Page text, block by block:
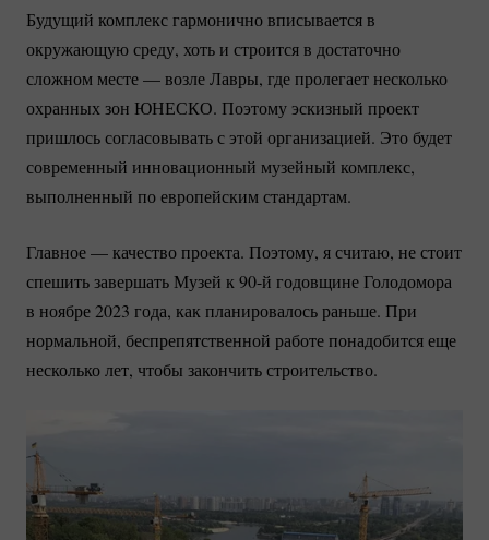
Будущий комплекс гармонично вписывается в
окружающую среду, хоть и строится в достаточно
сложном месте — возле Лавры, где пролегает несколько
охранных зон ЮНЕСКО. Поэтому эскизный проект
пришлось согласовывать с этой организацией. Это будет
современный инновационный музейный комплекс,
выполненный по европейским стандартам.
Главное — качество проекта. Поэтому, я считаю, не стоит
спешить завершать Музей к 90-й годовщине Голодомора
в ноябре 2023 года, как планировалось раньше. При
нормальной, беспрепятственной работе понадобится еще
несколько лет, чтобы закончить строительство.